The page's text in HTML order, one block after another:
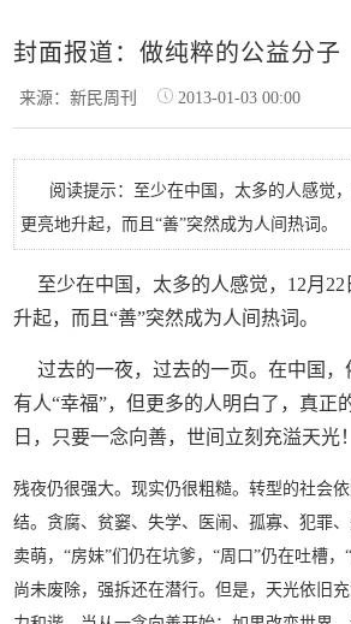
封面报道：做纯粹的公益分子
来源：新民周刊 2013-01-03 00:00
阅读提示：至少在中国，太多的人感觉
更亮地升起，而且“善”突然成为人间热词。
至少在中国，太多的人感觉，12月22
升起，而且“善”突然成为人间热词。
过去的一夜，过去的一页。在中国，
有人“幸福”，但更多的人明白了，真正
日，只要一念向善，世间立刻充溢天光！
残夜仍很强大。现实仍很粗糙。转型的社会
结。贪腐、贫窭、失学、医闹、孤寡、犯罪
卖萌，“房妹”们仍在坑爹，“周口”仍在吐槽
尚未废除，强拆还在潜行。但是，天光依旧